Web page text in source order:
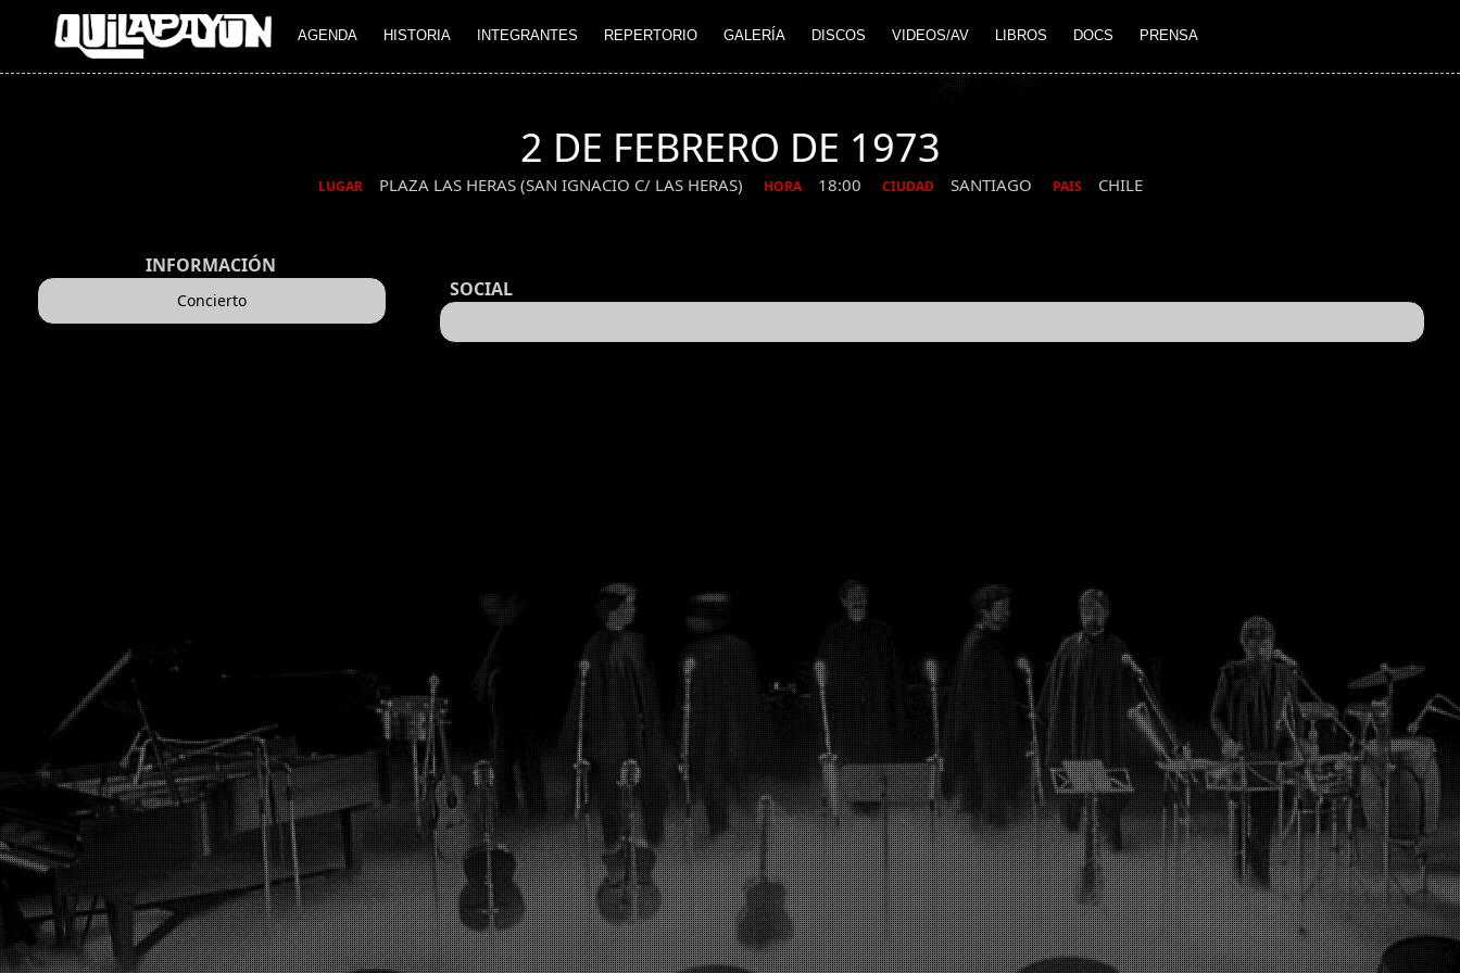
AGENDA HISTORIA INTEGRANTES REPERTORIO GALERÍA DISCOS VIDEOS/AV LIBROS DOCS PRENSA
2 DE FEBRERO DE 1973
LUGAR PLAZA LAS HERAS (SAN IGNACIO C/ LAS HERAS) HORA 18:00 CIUDAD SANTIAGO PAIS CHILE
INFORMACIÓN
Concierto SOCIAL